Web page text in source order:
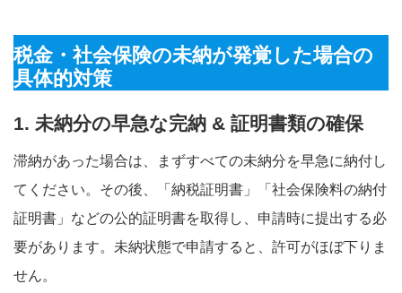
税金・社会保険の未納が発覚した場合の
具体的対策
1. 未納分の早急な完納 & 証明書類の確保
滞納があった場合は、まずすべての未納分を早急に納付し
てください。その後、「納税証明書」「社会保険料の納付
証明書」などの公的証明書を取得し、申請時に提出する必
要があります。未納状態で申請すると、許可がほぼ下りま
せん。